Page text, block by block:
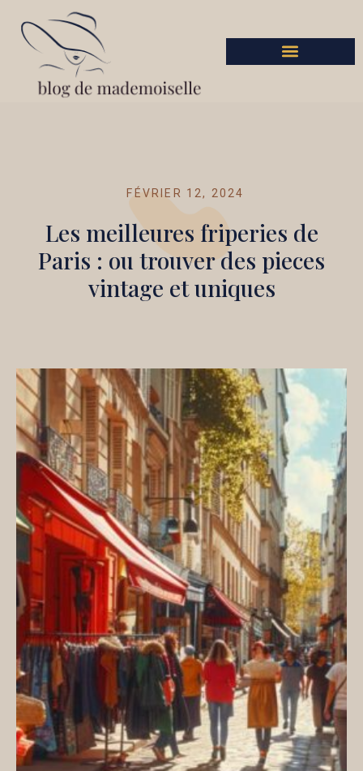
FÉVRIER 12, 2024
Les meilleures friperies de
Paris : ou trouver des pieces
vintage et uniques